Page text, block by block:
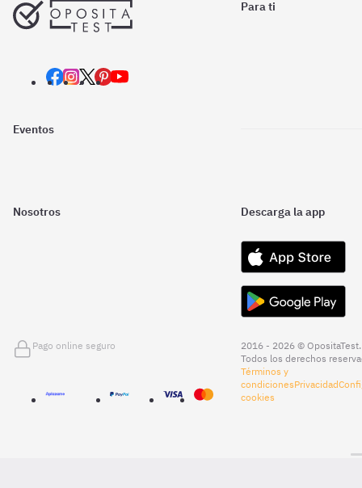
Para ti
Eventos
Nosotros Descarga la app
Pago online seguro
2016 - 2026 © OpositaTest.
Todos los derechos
Términos y
condicionesPrivacidad
cookies